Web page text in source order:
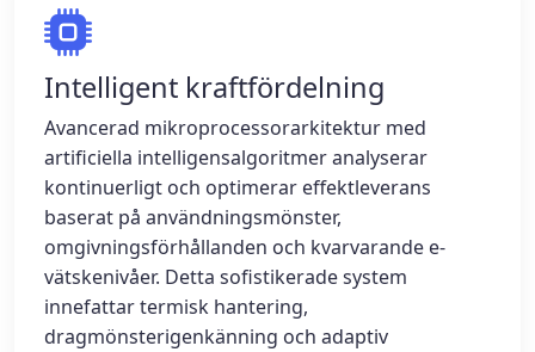
Intelligent kraftfördelning
Avancerad mikroprocessorarkitektur med
artificiella intelligensalgoritmer analyserar
kontinuerligt och optimerar effektleverans
baserat på användningsmönster,
omgivningsförhållanden och kvarvarande e-
vätskenivåer. Detta sofistikerade system
innefattar termisk hantering,
dragmönsterigenkänning och adaptiv